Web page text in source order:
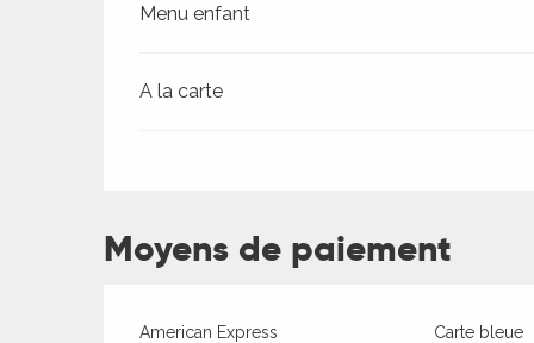
Menu enfant
A la carte
Moyens de paiement
American Express Carte bleue